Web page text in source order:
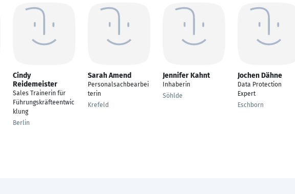
Cindy
Reidemeister
Sales Trainerin für
Führungskräfteentwic
klung
Berlin
Sarah Amend
Personalsachbearbei
terin
Krefeld
Jennifer Kahnt
Inhaberin
Söhlde
Jochen Dähne
Data Protection
Expert
Eschborn